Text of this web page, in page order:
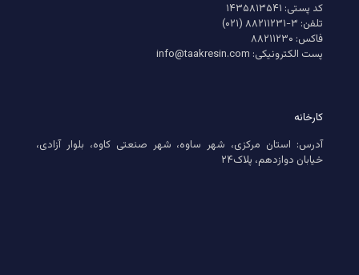
کد پستی: ۱۴۳۵۸۱۳۵۴۱
تلفن: ۳-۸۸۲۱۱۲۳۱ (۰۲۱)
فاکس: ۸۸۲۱۱۲۳۰
پست الکترونیکی: info@taakresin.com
کارخانه
آدرس: استان مرکزی، شهر ساوه، شهر صنعتی کاوه، بلوار آزادی،
خیابان دوازدهم، پلاک۲۴